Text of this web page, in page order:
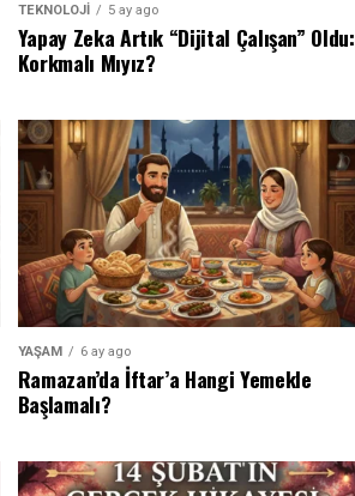
TEKNOLOJİ 5 ay ago
Yapay Zeka Artık “Dijital Çalışan” Oldu:
Korkmalı Mıyız?
YAŞAM 6 ay ago
Ramazan’da İftar’a Hangi Yemekle
Başlamalı?